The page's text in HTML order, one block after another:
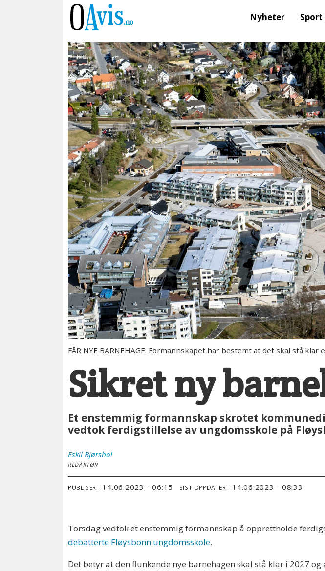
Nyheter Sport
FÅR NYE BARNEHAGE: Formannskapet har bestemt at det skal stå
Sikret ny
Et enstemmig formannskap skrotet
vedtok ferdigstillelse av ungdomsskole på
Eskil Bjørshol
REDAKTØR
PUBLISERT 14.06.2023 - 06:15 SIST OPPDATERT 14.06.2023 - 08:33
Torsdag vedtok et enstemmig formannskap å opprettholde
debatterte Fløysbonn ungdomsskole.
Det betyr at den flunkende nye barnehagen skal stå klar i 2027